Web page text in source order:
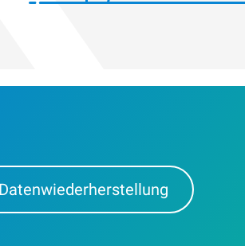
Datenwiederherstellung